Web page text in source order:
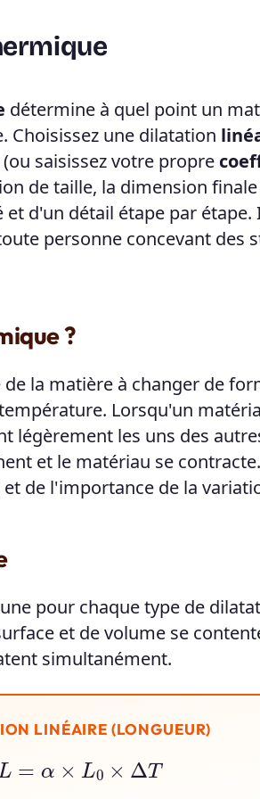
détermine à quel point un
Choisissez une dilatation
saisissez votre propre
de taille, la dimension
d'un détail étape par étape.
personne concevant des
?
la matière à changer de
Lorsqu'un
légèrement les uns des
et le matériau se
de l'importance de la
pour chaque type de
et de volume se
simultanément.
LINÉAIRE (LONGUEUR)
ΔL =α ×L 0× ΔT